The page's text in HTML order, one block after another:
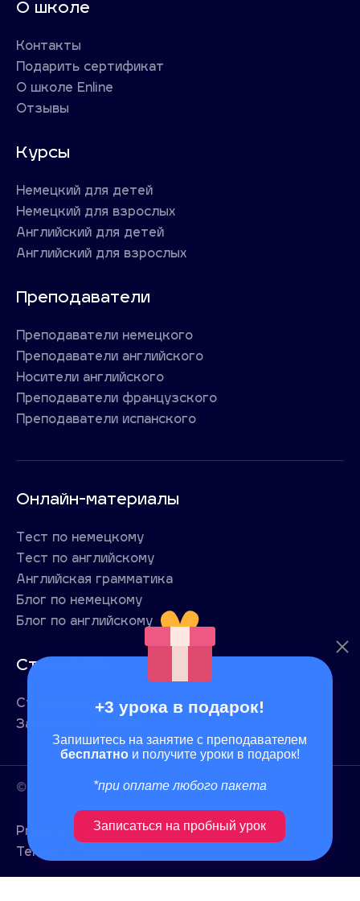
О школе
Контакты
Подарить сертификат
О школе Enline
Отзывы
Курсы
Немецкий для детей
Немецкий для взрослых
Английский для детей
Английский для взрослых
Преподаватели
Преподаватели немецкого
Преподаватели английского
Носители английского
Преподаватели французского
Преподаватели испанского
Онлайн-материалы
Тест по немецкому
Тест по английскому
Английская грамматика
Блог по немецкому
Блог по английскому
Стоимость
Стоимость
Записаться на курс
© 2014 - 2026 SunnyAcademy Inc
Privacy Policy
Terms & Conditions
+3 урока в подарок!
Запишитесь на занятие с преподавателем
бесплатнои получите уроки в подарок!
*при оплате любого пакета
Записаться на пробный урок